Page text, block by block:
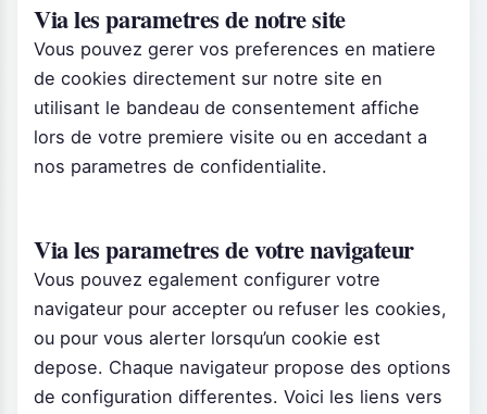
Via les parametres de notre site
Vous pouvez gerer vos preferences en matiere
de cookies directement sur notre site en
utilisant le bandeau de consentement affiche
lors de votre premiere visite ou en accedant a
nos parametres de confidentialite.
Via les parametres de votre navigateur
Vous pouvez egalement configurer votre
navigateur pour accepter ou refuser les cookies,
ou pour vous alerter lorsqu’un cookie est
depose. Chaque navigateur propose des options
de configuration differentes. Voici les liens vers